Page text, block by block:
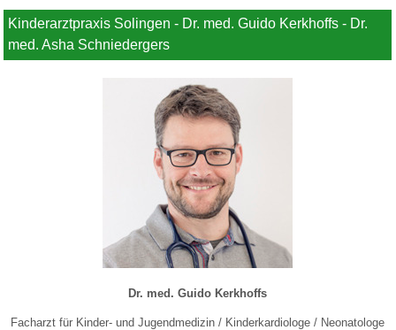
Kinderarztpraxis Solingen - Dr. med. Guido Kerkhoffs - Dr.
med. Asha Schniedergers
Dr. med. Guido Kerkhoffs
Facharzt für Kinder- und Jugendmedizin / Kinderkardiologe / Neonatologe